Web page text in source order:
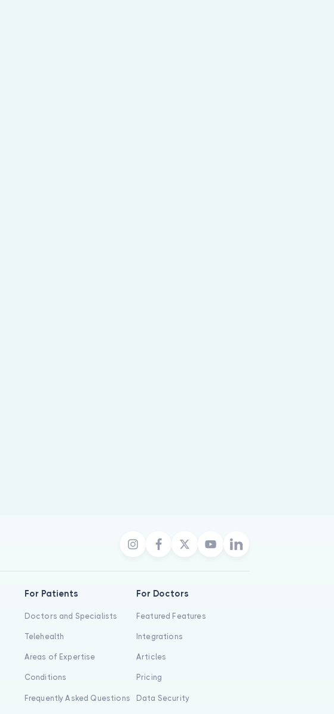
For Patients
Doctors and Specialists
Telehealth
Areas of Expertise
Conditions
Frequently Asked Questions
For Doctors
Featured Features
Integrations
Articles
Pricing
Data Security